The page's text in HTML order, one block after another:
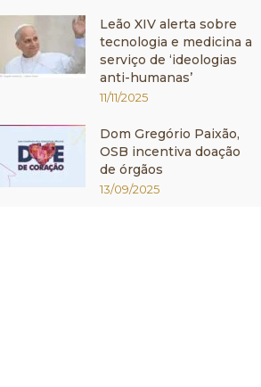
Leão XIV alerta sobre
tecnologia e medicina a
serviço de ‘ideologias
anti-humanas’
11/11/2025
Dom Gregório Paixão,
OSB incentiva doação
de órgãos
13/09/2025